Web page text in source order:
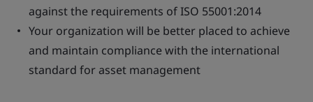
against the requirements of ISO 55001:2014
Your organization will be better placed to achieve
and maintain compliance with the international
standard for asset management